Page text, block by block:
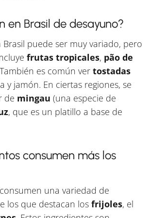
en Brasil de desayuno?
Brasil puede ser muy variado, pero
frutas tropicales, pão de
es común ver tostadas
y jamón. En ciertas regiones, se
de mingau (una especie de
, que es un platillo a base de
consumen más los
una variedad de
los que destacan los frijoles, el